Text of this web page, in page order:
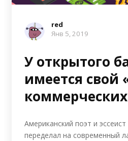
red
Янв 5, 2019
У открытого
имеется свой
Американский поэт и
переделал на современный